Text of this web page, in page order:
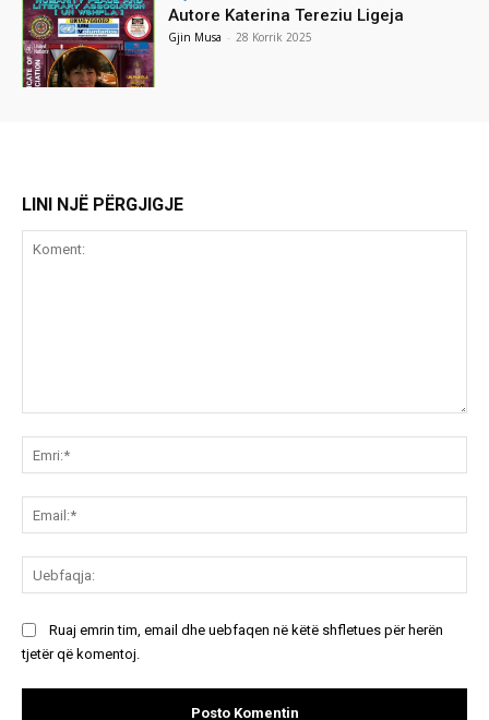
Autore Katerina Tereziu Ligeja
Gjin Musa - 28 Korrik 2025
LINI NJË PËRGJIGJE
Ruaj emrin tim, email dhe uebfaqen në këtë shfletues për herën
tjetër që komentoj.